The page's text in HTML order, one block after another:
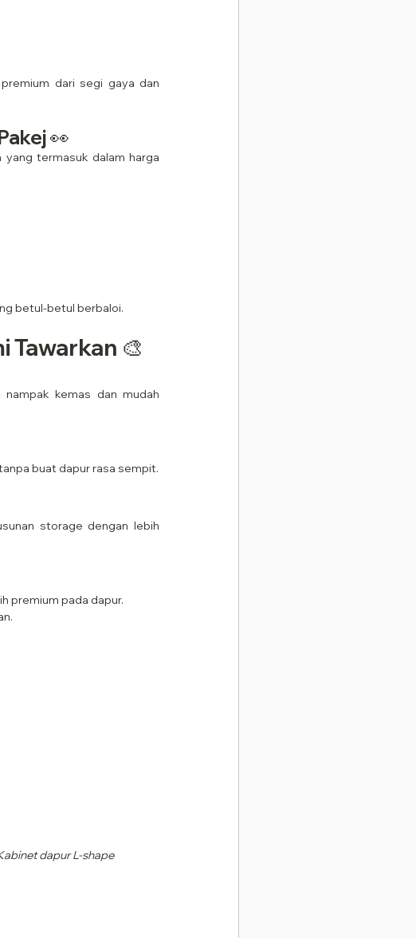
dari segi gaya dan
👀
termasuk dalam harga
betul-betul berbaloi.
Tawarkan 🎨
kemas dan mudah
buat dapur rasa sempit.
storage dengan lebih
premium pada dapur.
dapur L-shape